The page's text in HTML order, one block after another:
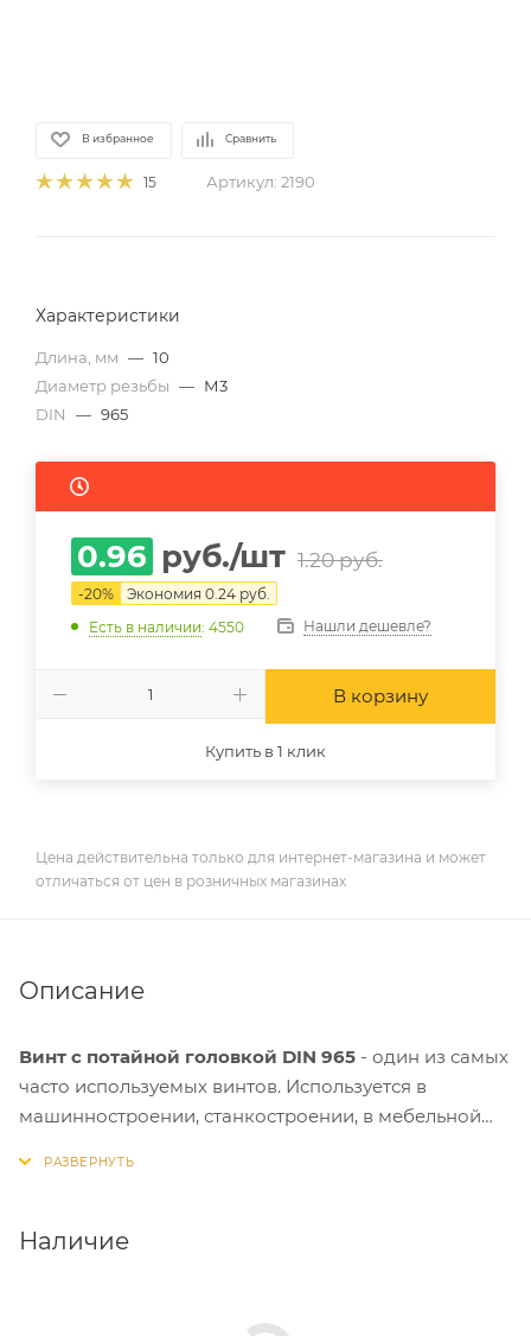
В избранное Сравнить
15 Артикул: 2190
Характеристики
Длина, мм — 10
Диаметр резьбы — М3
DIN
— 965
0.96 руб./шт 1.20руб.
-20% Экономия 0.24 руб.
Есть в наличии: 4550 Нашли дешевле?
В корзину
Купить в 1 клик
Цена действительна только для интернет-магазина и может
отличаться от цен в розничных магазинах
Описание
Винт с потайной головкой DIN 965 - один из самых
часто используемых винтов. Используется в
машинностроении, станкостроении, в мебельной
нагрузкам, а также допускается установка крепежа
Наличие